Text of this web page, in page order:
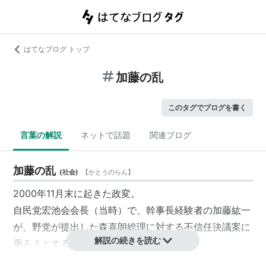
はてなブログ トップ
加藤の乱
このタグでブログを書く
言葉の解説 ネットで話題 関連ブログ
加藤の乱 (社会) 【かとうのらん】
2000年11月末に起きた政変。
自民党宏池会会長（当時）で、幹事長経験者の加藤紘一
が、野党が提出した森喜朗総理に対する不信任決議案に
乗ろうとするも、断念した事件・
解説の続きを読む